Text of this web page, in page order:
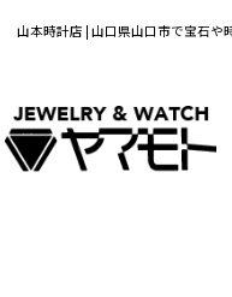
山本時計店 | 山口県山口市で宝石や